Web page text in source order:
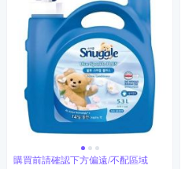
購買前請確認下方偏遠/不配區域